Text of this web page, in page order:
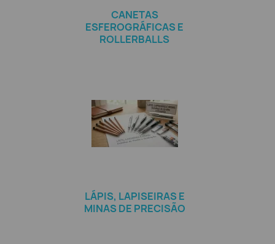
CANETAS
ESFEROGRÁFICAS E
ROLLERBALLS
LÁPIS, LAPISEIRAS E
MINAS DE PRECISÃO